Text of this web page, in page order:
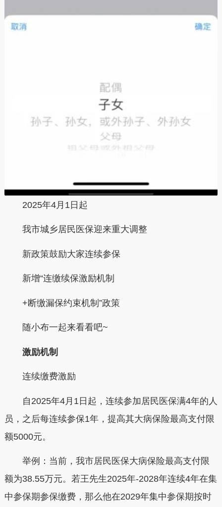
2025年4月1日起
我市城乡居民医保迎来重大调整
新政策鼓励大家连续参保
新增“连缴续保激励机制
+断缴漏保约束机制”政策
随小布一起来看看吧~
激励机制
连续缴费激励
自2025年4月1日起，连续参加居民医保满4年的人
员，之后每连续参保1年，提高其大病保险最高支付限
额5000元。
举例： 当前，我市居民医保大病保险最高支付限
额为38.55万元。若王先生2025年-2028年连续4年在集
中参保期参保缴费，那么他在2029年集中参保期按时